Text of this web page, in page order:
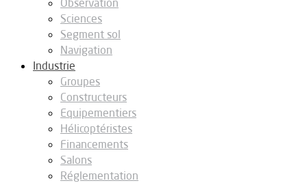
Observation
Sciences
Segment sol
Navigation
Industrie
Groupes
Constructeurs
Equipementiers
Hélicoptéristes
Financements
Salons
Réglementation